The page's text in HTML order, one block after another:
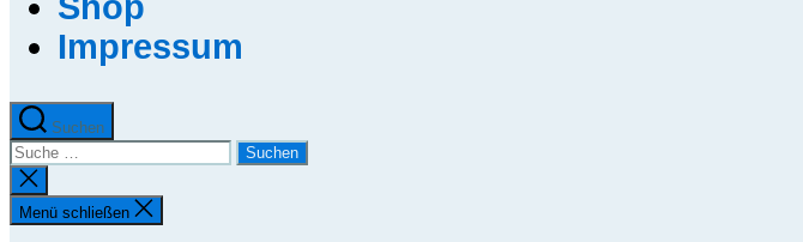
Impressum
Suchen
Suche
nach:
Suche
schließen
Menü schließen